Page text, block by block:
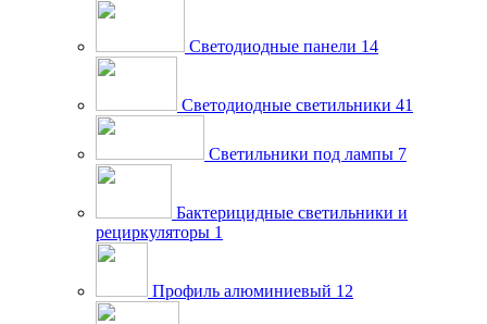
Светодиодные панели 14
Светодиодные светильники 41
Светильники под лампы 7
Бактерицидные светильники и
рециркуляторы 1
Профиль алюминиевый 12